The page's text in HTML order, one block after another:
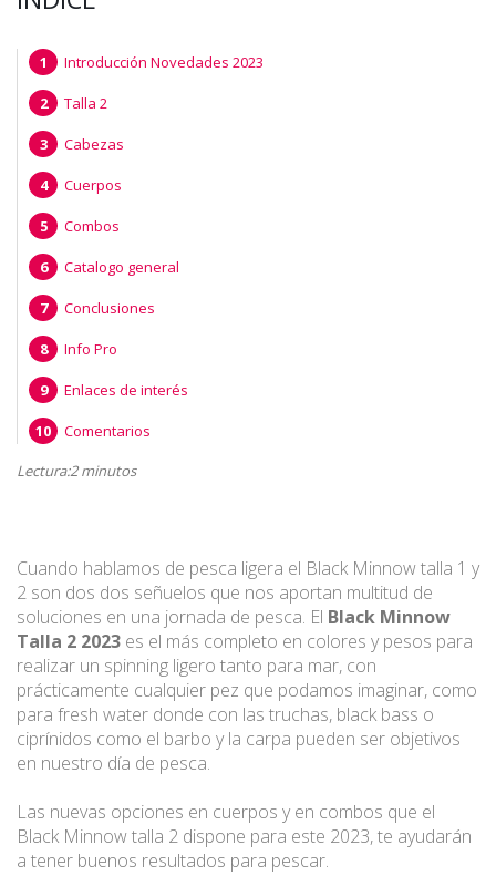
Introducción Novedades 2023
Talla 2
Cabezas
Cuerpos
Combos
Catalogo general
Conclusiones
Info Pro
Enlaces de interés
Comentarios
Lectura:2 minutos
Cuando hablamos de pesca ligera el Black Minnow talla 1 y
2 son dos dos señuelos que nos aportan multitud de
soluciones en una jornada de pesca. El Black Minnow
Talla 2 2023 es el más completo en colores y pesos para
realizar un spinning ligero tanto para mar, con
prácticamente cualquier pez que podamos imaginar, como
para fresh water donde con las truchas, black bass o
ciprínidos como el barbo y la carpa pueden ser objetivos
en nuestro día de pesca.
Las nuevas opciones en cuerpos y en combos que el
Black Minnow talla 2 dispone para este 2023, te ayudarán
a tener buenos resultados para pescar.